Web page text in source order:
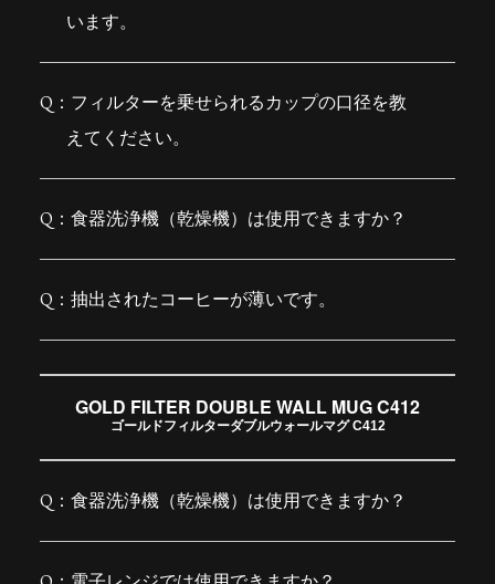
います。
フィルターを乗せられるカップの口径を教
えてください。
食器洗浄機（乾燥機）は使用できますか？
抽出されたコーヒーが薄いです。
GOLD FILTER DOUBLE WALL MUG C412
ゴールドフィルターダブルウォールマグ C412
食器洗浄機（乾燥機）は使用できますか？